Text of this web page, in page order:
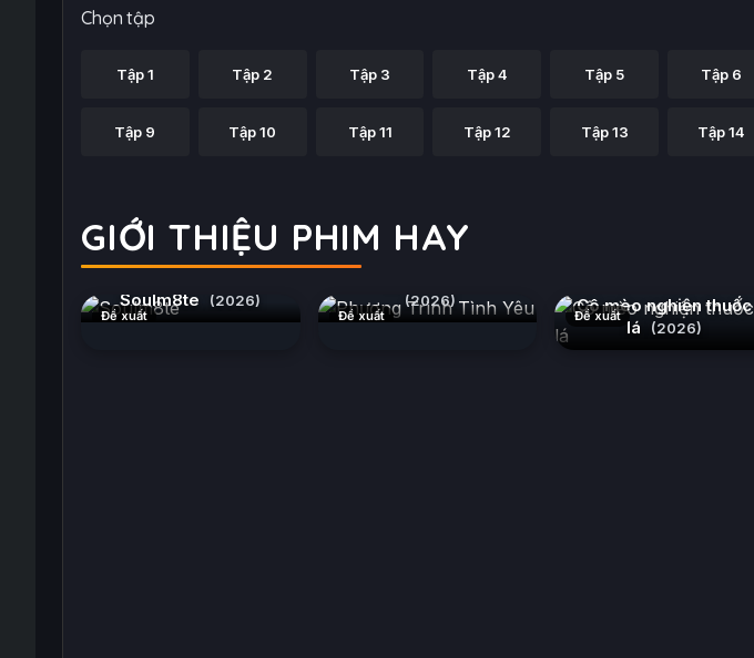
Chọn tập
Tập 1 Tập 2 Tập 3 Tập 4 Tập 5 Tập 6
Tập 9 Tập 10 Tập 11 Tập 12 Tập 13 Tập 14
GIỚI THIỆU PHIM HAY
Đề xuất
Soulm8te (2026)
Đề xuất
(2026)
Đề xuất
Cô mèo nghiện thuốc
lá
(2026)